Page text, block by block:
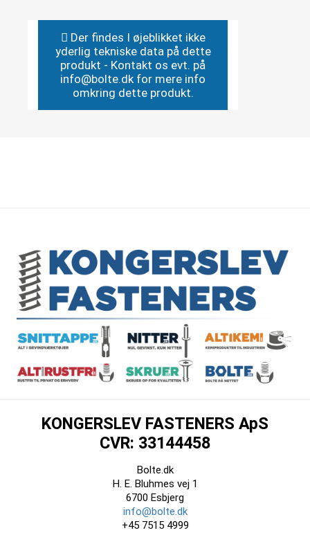
Der findes I øjeblikket ikke
yderlig tekniske data på dette
produkt - Kontakt os evt. på
info@bolte.dk for mere info
omkring dette produkt.
KONGERSLEV FASTENERS ApS
CVR: 33144458
Bolte.dk
H. E. Bluhmes vej 1
6700 Esbjerg
info@bolte.dk
+45 7515 4999